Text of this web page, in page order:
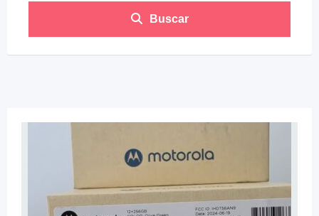
Buscar